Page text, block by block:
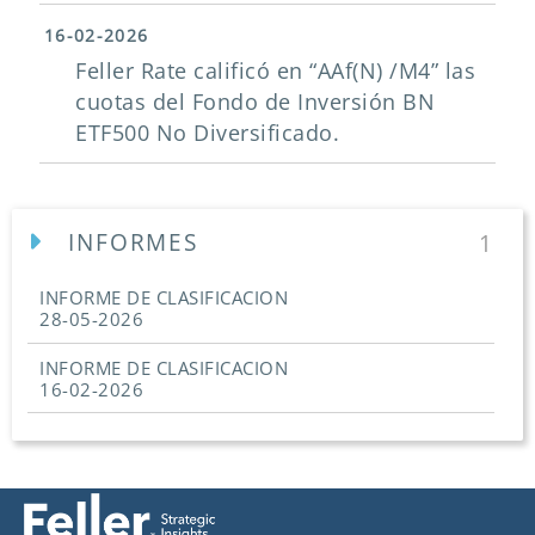
16-02-2026
Feller Rate calificó en “AAf(N) /M4” las
cuotas del Fondo de Inversión BN
ETF500 No Diversificado.
INFORMES 1
INFORME DE CLASIFICACION
28-05-2026
INFORME DE CLASIFICACION
16-02-2026